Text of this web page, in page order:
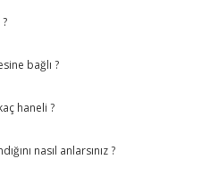
bağlı ?
haneli ?
nasıl anlarsınız ?